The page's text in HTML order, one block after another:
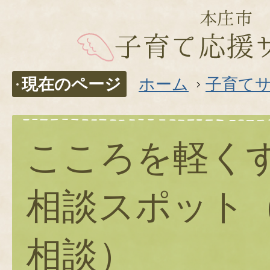
現在のページ ホーム 子育て
こころを軽く
相談スポット
相談）